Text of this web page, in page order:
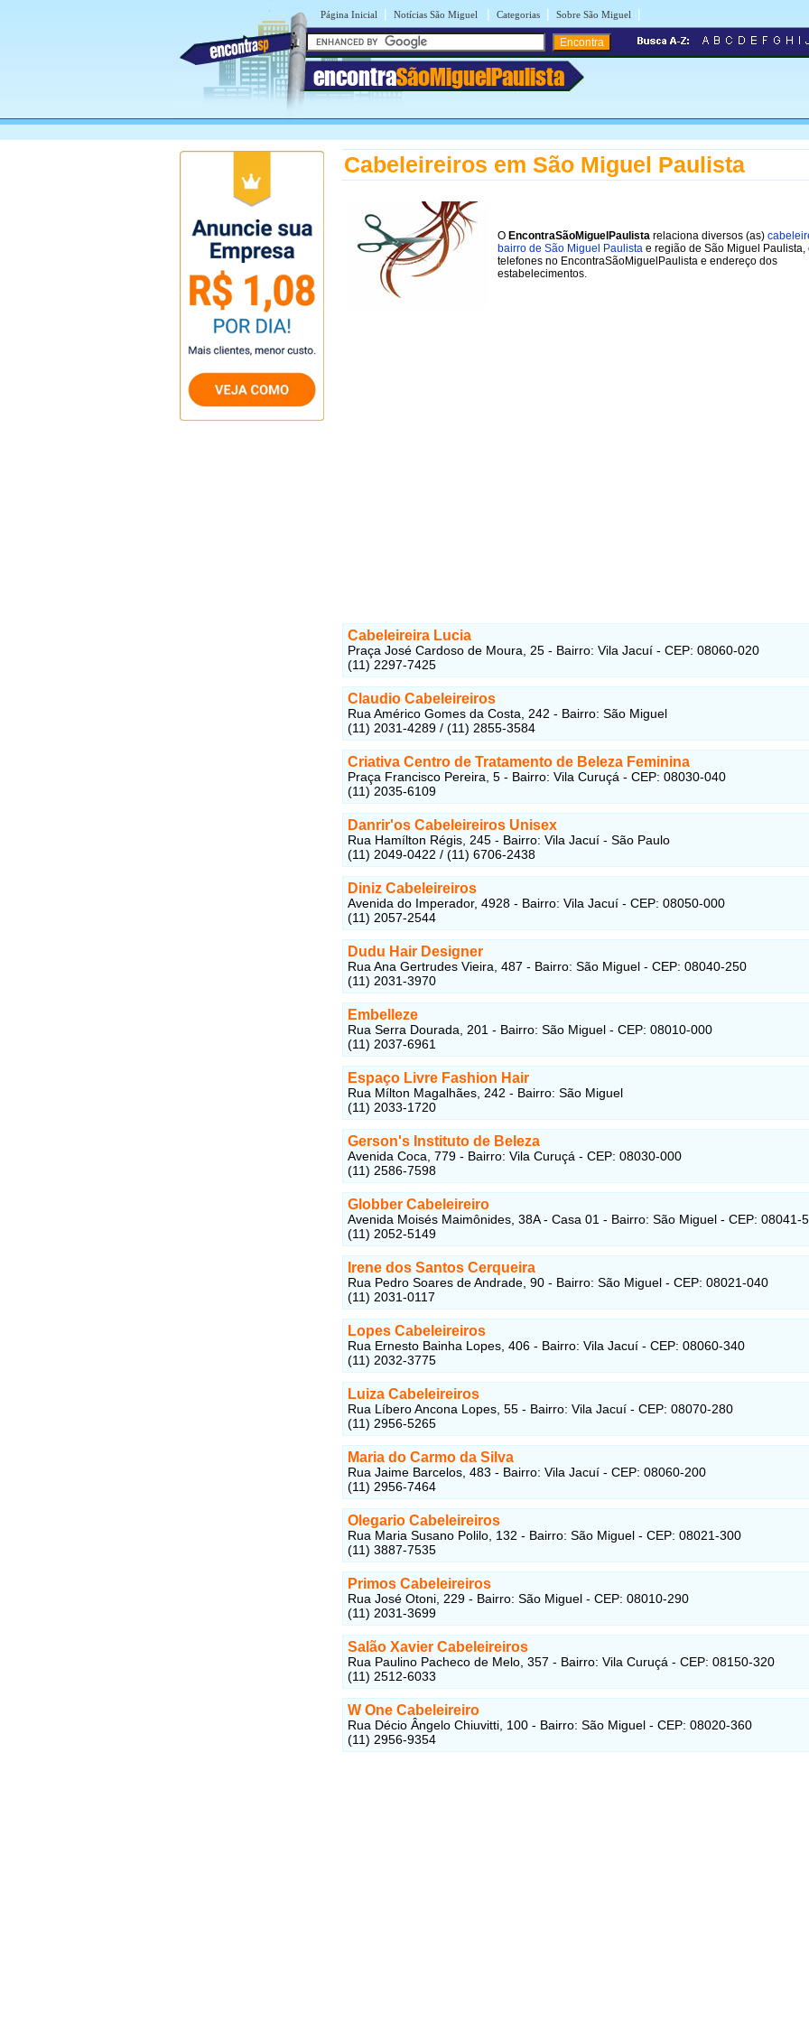
Página Inicial | Notícias São Miguel | Categorias | Sobre São Miguel |
encontraSãoMiguelPaulista
Cabeleireiros em São Miguel Paulista
O EncontraSãoMiguelPaulista relaciona diversos (as)
bairro de São Miguel Paulista e região de São Miguel Paulista,
telefones no EncontraSãoMiguelPaulista e endereço dos
estabelecimentos.
Cabeleireira Lucia
Praça José Cardoso de Moura, 25 - Bairro: Vila Jacuí - CEP: 08060-020
(11) 2297-7425
Claudio Cabeleireiros
Rua Américo Gomes da Costa, 242 - Bairro: São Miguel
(11) 2031-4289 / (11) 2855-3584
Criativa Centro de Tratamento de Beleza Feminina
Praça Francisco Pereira, 5 - Bairro: Vila Curuçá - CEP: 08030-040
(11) 2035-6109
Danrir'os Cabeleireiros Unisex
Rua Hamílton Régis, 245 - Bairro: Vila Jacuí - São Paulo
(11) 2049-0422 / (11) 6706-2438
Diniz Cabeleireiros
Avenida do Imperador, 4928 - Bairro: Vila Jacuí - CEP: 08050-000
(11) 2057-2544
Dudu Hair Designer
Rua Ana Gertrudes Vieira, 487 - Bairro: São Miguel - CEP: 08040-250
(11) 2031-3970
Embelleze
Rua Serra Dourada, 201 - Bairro: São Miguel - CEP: 08010-000
(11) 2037-6961
Espaço Livre Fashion Hair
Rua Mílton Magalhães, 242 - Bairro: São Miguel
(11) 2033-1720
Gerson's Instituto de Beleza
Avenida Coca, 779 - Bairro: Vila Curuçá - CEP: 08030-000
(11) 2586-7598
Globber Cabeleireiro
Avenida Moisés Maimônides, 38A - Casa 01 - Bairro: São Miguel - CEP: 08041-
(11) 2052-5149
Irene dos Santos Cerqueira
Rua Pedro Soares de Andrade, 90 - Bairro: São Miguel - CEP: 08021-040
(11) 2031-0117
Lopes Cabeleireiros
Rua Ernesto Bainha Lopes, 406 - Bairro: Vila Jacuí - CEP: 08060-340
(11) 2032-3775
Luiza Cabeleireiros
Rua Líbero Ancona Lopes, 55 - Bairro: Vila Jacuí - CEP: 08070-280
(11) 2956-5265
Maria do Carmo da Silva
Rua Jaime Barcelos, 483 - Bairro: Vila Jacuí - CEP: 08060-200
(11) 2956-7464
Olegario Cabeleireiros
Rua Maria Susano Polilo, 132 - Bairro: São Miguel - CEP: 08021-300
(11) 3887-7535
Primos Cabeleireiros
Rua José Otoni, 229 - Bairro: São Miguel - CEP: 08010-290
(11) 2031-3699
Salão Xavier Cabeleireiros
Rua Paulino Pacheco de Melo, 357 - Bairro: Vila Curuçá - CEP: 08150-320
(11) 2512-6033
W One Cabeleireiro
Rua Décio Ângelo Chiuvitti, 100 - Bairro: São Miguel - CEP: 08020-360
(11) 2956-9354